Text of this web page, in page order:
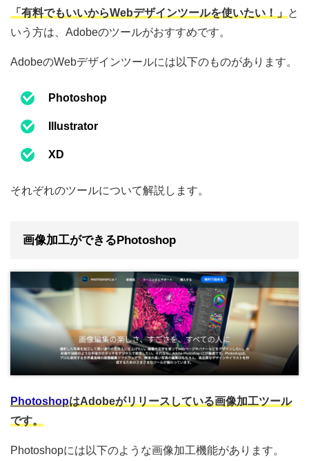
「有料でもいいからWebデザインツールを使いたい！」
と
いう方は、Adobeのツールがおすすめです。
AdobeのWebデザインツールには以下のものがあります。
Photoshop
Illustrator
XD
それぞれのツールについて解説します。
画像加工ができるPhotoshop
PhotoshopはAdobeがリリースしている画像加工ツール
です。
Photoshopには以下のような画像加工機能があります。